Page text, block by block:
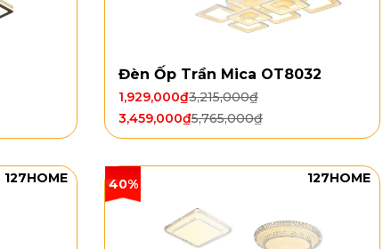
Đèn Ốp Trần Mica OT8032
3,215,000₫
1,929,000₫
5,765,000₫
3,459,000₫
127HOME 40% 127HOME